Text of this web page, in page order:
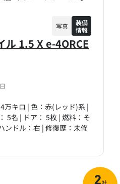
ル 1.5 X e-4ORCE
万キロ | 色：赤(レッド)系 |
5名 | ドア： 5枚 | 燃料：そ
ンドル：右 | 修復歴：未修
写真
装備
情報
2